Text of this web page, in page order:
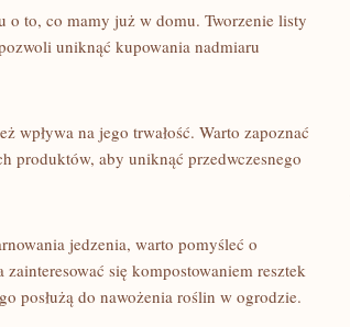
o to, co mamy już‌ w domu. Tworzenie listy
uniknąć kupowania nadmiaru
wpływa na jego trwałość. Warto zapoznać
produktów, ‌aby uniknąć przedwczesnego
jedzenia, warto​ pomyśleć o
się kompostowaniem resztek
posłużą do nawożenia roślin w ogrodzie.